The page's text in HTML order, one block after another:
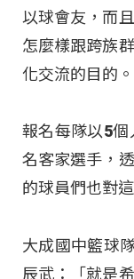
以球會友，而
怎麼樣跟跨族
化交流的目的。
報名每隊以5個
名客家選手，
的球員們也對
大成國中籃球
辰武：「就是